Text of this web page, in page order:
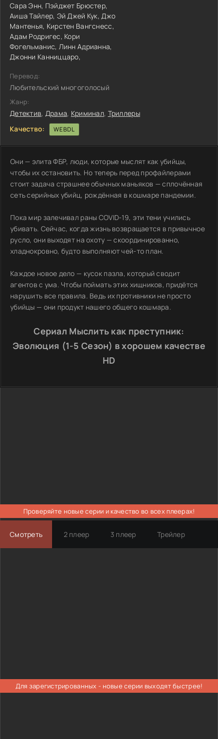
Сара Энн, Пэйджет Брюстер,
Аиша Тайлер, Эй Джей Кук,Джо
Мантенья, Кирстен Вангснесс,
Адам Родригес, Кори
Фогельманис, Линн Адрианна,
Джонни Канниццаро,
Перевод:
Любительский многоголосый
Жанр:
Детектив, Драма, Криминал, Триллеры
Качество:
WEBDL
Они — элита ФБР, люди, которые мыслят как убийцы,
чтобы их остановить. Но теперь перед профайлерами
стоит задача страшнее обычных маньяков — сплочённая
сеть серийных убийц, рождённая в кошмаре пандемии.
Пока мир залечивал раны COVID-19, эти тени учились
убивать. Сейчас, когда жизнь возвращается в привычное
русло, они выходят на охоту — скоординированно,
хладнокровно, будто выполняют чей-то план.
Каждое новое дело — кусок пазла, который сводит
агентов с ума. Чтобы поймать этих хищников, придётся
нарушить все правила. Ведь их противники не просто
убийцы — они продукт нашего общего кошмара.
Сериал Мыслить как преступник:
Эволюция (1-5 Сезон) в хорошем качестве
HD
Проверяйте новые серии и качество во всех плеерах!
Смотреть 2 плеер 3 плеер Трейлер
Для зарегистрированных - новые серии выходят быстрее!